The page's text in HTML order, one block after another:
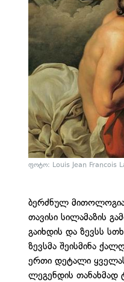
ფოტო: Louis Jean Francois
ბერძნულ
თავისი სილამაზის
გაიხდის და ზევსს
ზევსმა შეისმინა
ერთი დეტალი
ლეგენდის